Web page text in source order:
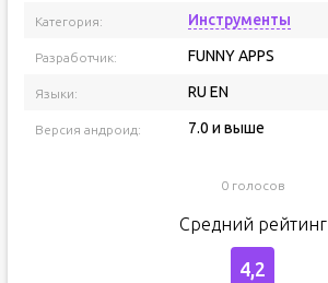
Категория: Инструменты
Разработчик: FUNNY APPS
Языки: RU EN
Версия андроид: 7.0 и выше
0 голосов
Средний рейтинг
4,2